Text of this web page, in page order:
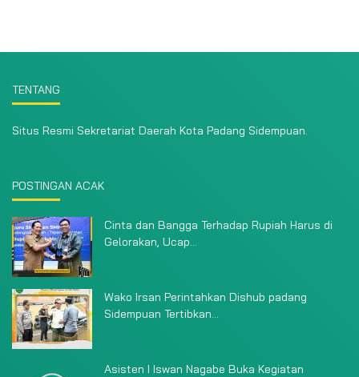
TENTANG
Situs Resmi Sekretariat Daerah Kota Padang Sidempuan.
POSTINGAN ACAK
Cinta dan Bangga Terhadap Rupiah Harus di
Gelorakan, Ucap...
Wako Irsan Perintahkan Dishub padang
Sidempuan Tertibkan...
Asisten I Iswan Nagabe Buka Kegiatan